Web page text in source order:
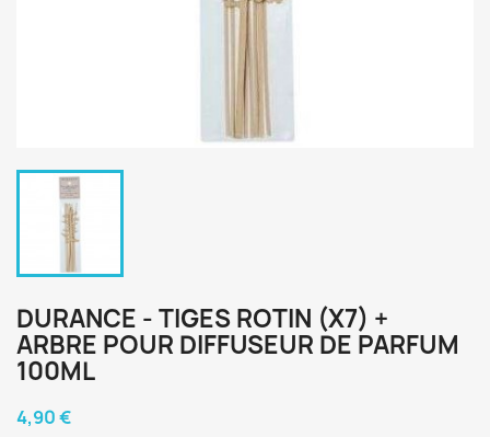
DURANCE - TIGES ROTIN (X7) +
ARBRE POUR DIFFUSEUR DE PARFUM
100ML
4,90 €